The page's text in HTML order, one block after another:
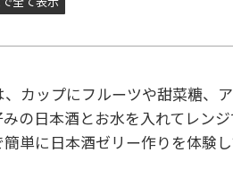
カップにフルーツや甜菜糖、
の日本酒とお水を入れてレン
単に日本酒ゼリー作りを体験